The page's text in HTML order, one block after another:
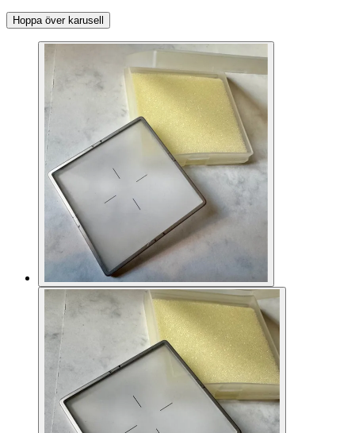
Hoppa över karusell